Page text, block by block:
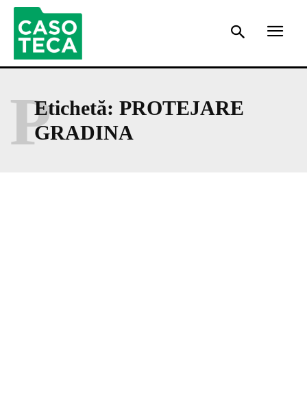
Etichetă: PROTEJARE
GRADINA
P